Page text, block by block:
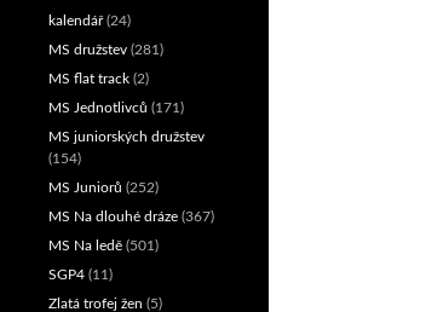
kalendář(24)
MS družstev (281)
MS flat track (2)
MS Jednotlivců (171)
MS juniorských družstev
(154)
MS Juniorů (252)
MS Na dlouhé dráze (367)
MS Na ledě (501)
SGP4 (11)
Zlatá trofej žen (5)